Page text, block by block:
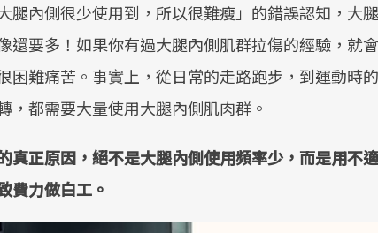
腿內側很少使用到，所以很難瘦」的錯誤認知，大
還要多！如果你有過大腿內側肌群拉傷的經驗，就
困難痛苦。事實上，從日常的走路跑步，到運動時
，都需要大量使用大腿內側肌肉群。
真正原因，絕不是大腿內側使用頻率少，而是用不
費力做白工。
政策如「健康台
照3.0」的推進，
關注的核心議題
全面啟動你的健
建立對亞健康的
改善行動。